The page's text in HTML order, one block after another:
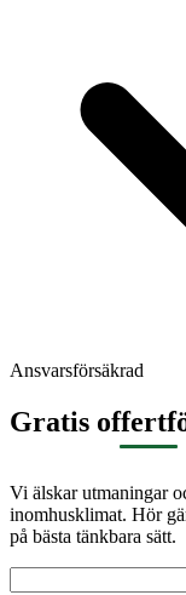
Ansvarsförsäkrad
Gratis
Vi älskar utmaningar
inomhusklimat. Hör
på bästa tänkbara sätt.